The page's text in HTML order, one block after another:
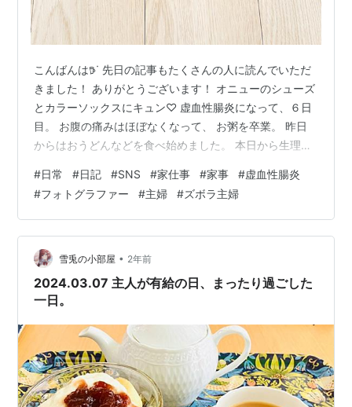
こんばんは𖠚ᐝ 先日の記事もたくさんの人に読んでいただ
きました！ ありがとうございます！ オニューのシューズ
とカラーソックスにキュン♡ 虚血性腸炎になって、６日
目。 お腹の痛みはほぼなくなって、 お粥を卒業。 昨日
からはおうどんなどを食べ始めました。 本日から生理が
とが多いので、要注意。 まだ、お腹がよくぐるぐると音
が鳴っている。 その度に、大丈夫かな？と不安に。 気に
しすぎも良くない。 このまま、何事もないことを祈るば
かりです。 さて、ご飯が食べられないだけで元気な私。
ずっと欲しかった靴を買っちゃいました♡ とってもかわ
いい！！！！ 透…
#日常 #日記 #SNS #家仕事 #家事 #虚血性腸炎
#フォトグラファー #主婦 #ズボラ主婦
雪兎の小部屋 • 2年前
2024.03.07 主人が有給の日、まったり過ごした
一日。